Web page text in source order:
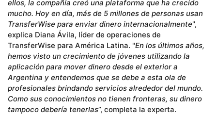
ellos, la compañía creó una plataforma que ha crecido
mucho. Hoy en día, más de 5 millones de personas usan
TransferWise para enviar dinero internacionalmente",
explica Diana Ávila, líder de operaciones de
TransferWise para América Latina. "En los últimos años,
hemos visto un crecimiento de jóvenes utilizando la
aplicación para mover dinero desde el exterior a
Argentina y entendemos que se debe a esta ola de
profesionales brindando servicios alrededor del mundo.
Como sus conocimientos no tienen fronteras, su dinero
tampoco debería tenerlas”, completa la experta.